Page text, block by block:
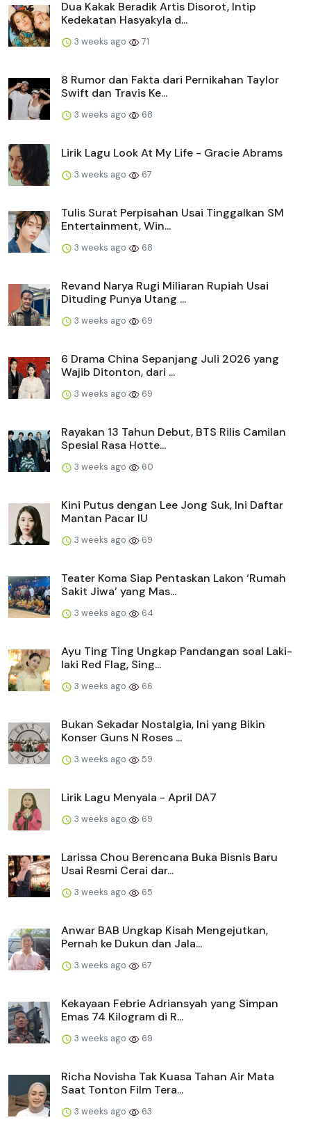
Dua Kakak Beradik Artis Disorot, Intip
Kedekatan Hasyakyla d...
3 weeks ago 71
8 Rumor dan Fakta dari Pernikahan Taylor
Swift dan Travis Ke...
3 weeks ago 68
Lirik Lagu Look At My Life - Gracie Abrams
3 weeks ago 67
Tulis Surat Perpisahan Usai Tinggalkan SM
Entertainment, Win...
3 weeks ago 68
Revand Narya Rugi Miliaran Rupiah Usai
Dituding Punya Utang ...
3 weeks ago 69
6 Drama China Sepanjang Juli 2026 yang
Wajib Ditonton, dari ...
3 weeks ago 69
Rayakan 13 Tahun Debut, BTS Rilis Camilan
Spesial Rasa Hotte...
3 weeks ago 60
Kini Putus dengan Lee Jong Suk, Ini Daftar
Mantan Pacar IU
3 weeks ago 69
Teater Koma Siap Pentaskan Lakon ‘Rumah
Sakit Jiwa’ yang Mas...
3 weeks ago 64
Ayu Ting Ting Ungkap Pandangan soal Laki-
laki Red Flag, Sing...
3 weeks ago 66
Bukan Sekadar Nostalgia, Ini yang Bikin
Konser Guns N Roses ...
3 weeks ago 59
Lirik Lagu Menyala - April DA7
3 weeks ago 69
Larissa Chou Berencana Buka Bisnis Baru
Usai Resmi Cerai dar...
3 weeks ago 65
Anwar BAB Ungkap Kisah Mengejutkan,
Pernah ke Dukun dan Jala...
3 weeks ago 67
Kekayaan Febrie Adriansyah yang Simpan
Emas 74 Kilogram di R...
3 weeks ago 69
Richa Novisha Tak Kuasa Tahan Air Mata
Saat Tonton Film Tera...
3 weeks ago 63